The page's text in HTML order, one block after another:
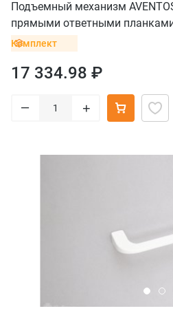
Подъемный механизм
прямыми ответными
Комплект
17 334.98 ₽
– +